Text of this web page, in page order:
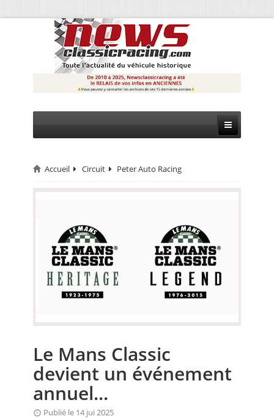
CIRCUIT
MONTAGNE
EVÈNEMENTS
CALENDRIER
ANNUAIRES
PETITES ANNONCES
Accueil Circuit Peter Auto Racing
Le Mans Classic
devient un événement
annuel...
Publié le 14 jui 2025